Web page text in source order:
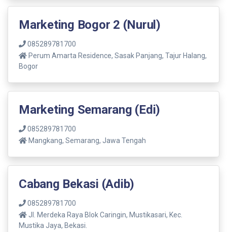
Marketing Bogor 2 (Nurul)
085289781700
Perum Amarta Residence, Sasak Panjang, Tajur Halang,
Bogor
Marketing Semarang (Edi)
085289781700
Mangkang, Semarang, Jawa Tengah
Cabang Bekasi (Adib)
085289781700
Jl. Merdeka Raya Blok Caringin, Mustikasari, Kec.
Mustika Jaya, Bekasi.